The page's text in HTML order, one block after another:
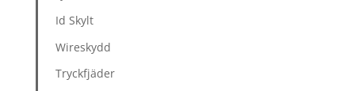
Id Skylt
Wireskydd
Tryckfjäder